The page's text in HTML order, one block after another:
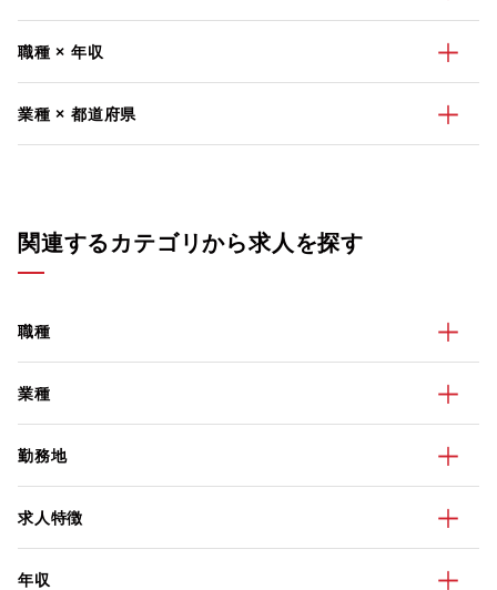
職種 × 年収
業種 × 都道府県
関連するカテゴリから求人を探す
職種
業種
勤務地
求人特徴
年収